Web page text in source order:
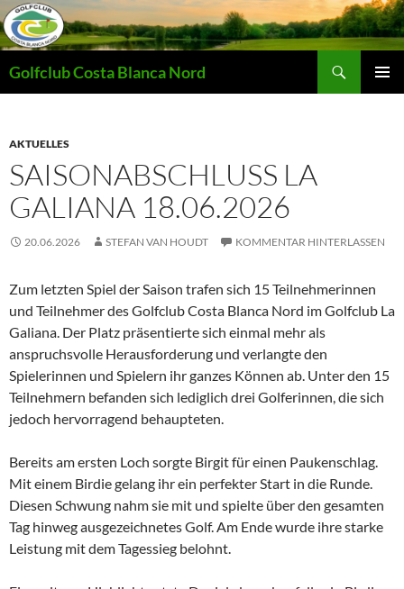
Zum
Inhalt
springen
Golfclub Costa Blanca Nord
AKTUELLES
SAISONABSCHLUSS LA
GALIANA 18.06.2026
20.06.2026 STEFAN VAN HOUDT KOMMENTAR HINTERLASSEN
Zum letzten Spiel der Saison trafen sich 15 Teilnehmerinnen
und Teilnehmer des Golfclub Costa Blanca Nord im Golfclub La
Galiana. Der Platz präsentierte sich einmal mehr als
anspruchsvolle Herausforderung und verlangte den
Spielerinnen und Spielern ihr ganzes Können ab. Unter den 15
Teilnehmern befanden sich lediglich drei Golferinnen, die sich
jedoch hervorragend behaupteten.
Bereits am ersten Loch sorgte Birgit für einen Paukenschlag.
Mit einem Birdie gelang ihr ein perfekter Start in die Runde.
Diesen Schwung nahm sie mit und spielte über den gesamten
Tag hinweg ausgezeichnetes Golf. Am Ende wurde ihre starke
Leistung mit dem Tagessieg belohnt.